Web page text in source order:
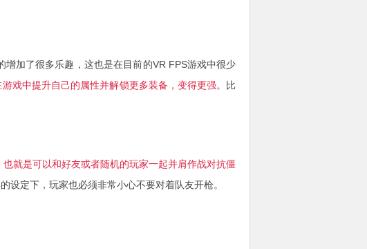
加了很多乐趣，这也是在目前的VR FPS游戏中很少
戏中提升自己的属性并解锁更多装备，变得更强。 比
就是可以和好友或者随机的玩家一起并肩作战对抗僵
设定下，玩家也必须非常小心不要对着队友开枪。